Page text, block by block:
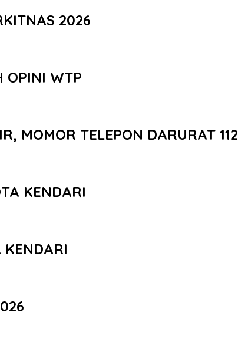
2026
OPINI WTP
MOMOR TELEPON DARURAT 112
KENDARI
KENDARI